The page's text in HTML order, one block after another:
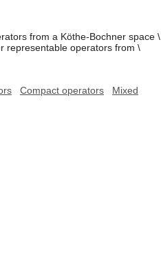
from a Köthe-Bochner space \
representable operators from \
Compact operators
Mixed